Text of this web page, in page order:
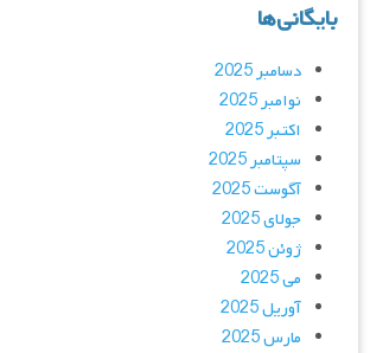
بایگانی‌ها
دسامبر 2025
نوامبر 2025
اکتبر 2025
سپتامبر 2025
آگوست 2025
جولای 2025
ژوئن 2025
می 2025
آوریل 2025
مارس 2025